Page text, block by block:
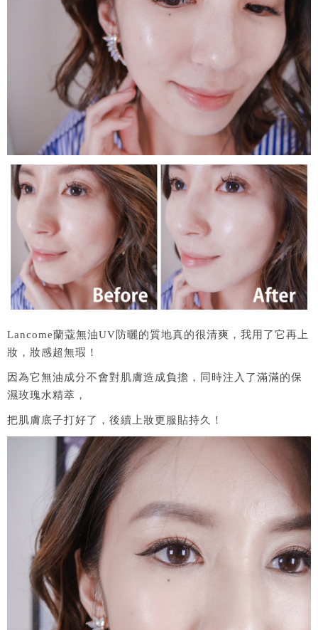
Lancome蘭蔻無油UV防曬的質地真的很清爽，我用了它再上
妝，妝感超無瑕！
因為它無油成分不會對肌膚造成負擔，同時注入了滿滿的保
濕玫瑰水精萃，
把肌膚底子打好了，後續上妝更服貼持久！